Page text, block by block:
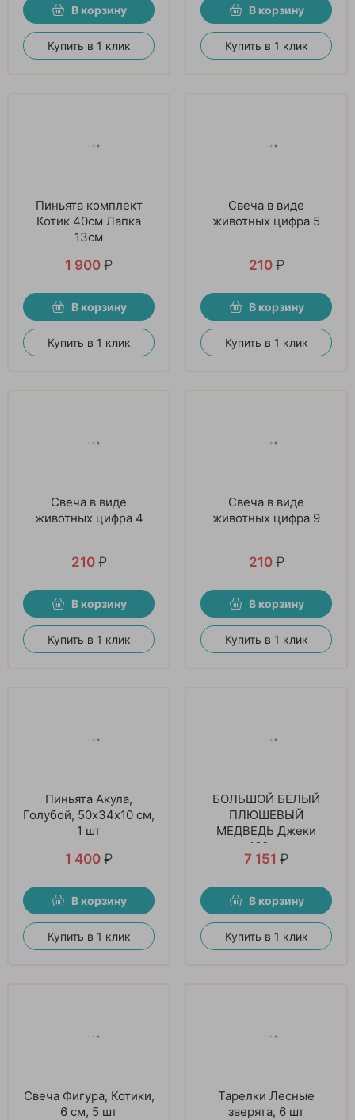
В корзину
Купить в 1 клик
В корзину
Купить в 1 клик
Пиньята комплект
Котик 40см Лапка
13см
1 900 ₽
В корзину
Купить в 1 клик
Свеча в виде
животных цифра 5
210 ₽
В корзину
Купить в 1 клик
Свеча в виде
животных цифра 4
210 ₽
В корзину
Купить в 1 клик
Свеча в виде
животных цифра 9
210 ₽
В корзину
Купить в 1 клик
Пиньята Акула,
Голубой, 50х34х10 см,
1 шт
1 400 ₽
В корзину
Купить в 1 клик
БОЛЬШОЙ БЕЛЫЙ
ПЛЮШЕВЫЙ
МЕДВЕДЬ Джеки
160см
7 151 ₽
В корзину
Купить в 1 клик
Свеча Фигура, Котики,
6 см, 5 шт
Тарелки Лесные
зверята, 6 шт